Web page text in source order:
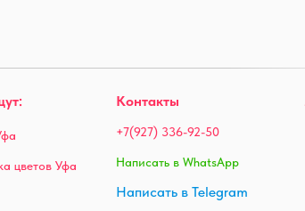
цветов Уфа
Контакты
+7(927) 336-92-50
Написать в WhatsApp
Написать в Telegram